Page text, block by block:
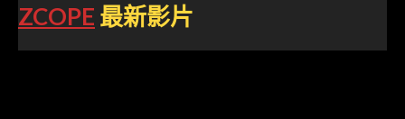
ZCOPE 最新影片